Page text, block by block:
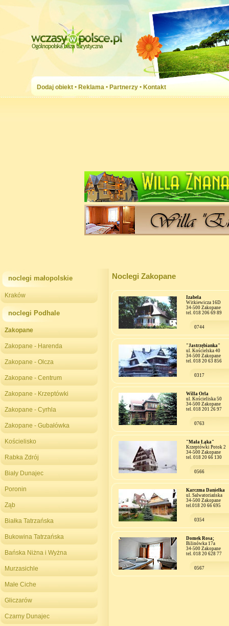
Dodaj obiekt • Reklama • Partnerzy • Kontakt
noclegi małopolskie
Kraków
noclegi Podhale
Zakopane
Zakopane - Harenda
Zakopane - Olcza
Zakopane - Centrum
Zakopane - Krzeptówki
Zakopane - Cyrhla
Zakopane - Gubałówka
Kościelisko
Rabka Zdrój
Biały Dunajec
Poronin
Ząb
Białka Tatrzańska
Bukowina Tatrzańska
Bańska Niżna i Wyżna
Murzasichle
Małe Ciche
Gliczarów
Czarny Dunajec
Noclegi Zakopane
Izabela
Witkiewicza 16D
34-500 Zakopane
tel. 018 206 69 89
0744
"Jastrzębianka"
ul. Kościelska 40
34-500 Zakopane
tel. 018 20 63 856
0317
Willa Orla
ul. Kościeliska 50
34-500 Zakopane
tel. 018 201 26 97
0763
"Mała Łąka"
Krzeptówki Potok 2
34-500 Zakopane
tel. 018 20 66 130
0566
Karczma Danielka
ul. Salwatoriańska
34-500 Zakopane
tel.018 20 66 695
0354
Domek Rosa;
Bilinówka 17a
34-500 Zakopane
tel. 018 20 628 77
0567